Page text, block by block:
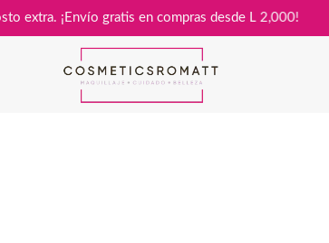
costo extra. ¡Envío gratis en compras desde L 2,000!